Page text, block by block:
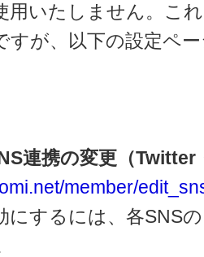
用いたしません。こ
すが、以下の設定ペ
連携の変更（Twitter
member/
にするには、各SNS